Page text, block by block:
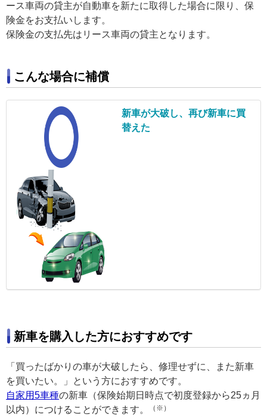
ース車両の貸主が自動車を新たに取得した場合に限り、保
険金をお支払いします。
保険金の支払先はリース車両の貸主となります。
こんな場合に補償
新車が大破し、 再び新車に買
替えた
新車を購入した方におすすめです
「買ったばかりの車が大破したら、修理せずに、また新車
を買いたい。」という方におすすめです。
自家用5車種の新車（保険始期日時点で初度登録から25ヵ月
以内）につけることができます。
（※）